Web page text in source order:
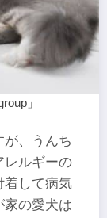
」
が、うんち
レルギーの
着して病気
家の愛犬は